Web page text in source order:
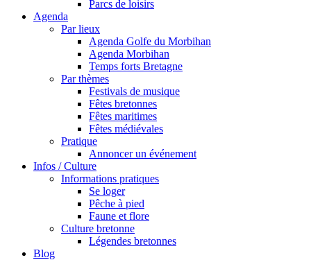
Parcs de loisirs
Agenda
Par lieux
Agenda Golfe du Morbihan
Agenda Morbihan
Temps forts Bretagne
Par thèmes
Festivals de musique
Fêtes bretonnes
Fêtes maritimes
Fêtes médiévales
Pratique
Annoncer un événement
Infos / Culture
Informations pratiques
Se loger
Pêche à pied
Faune et flore
Culture bretonne
Légendes bretonnes
Blog